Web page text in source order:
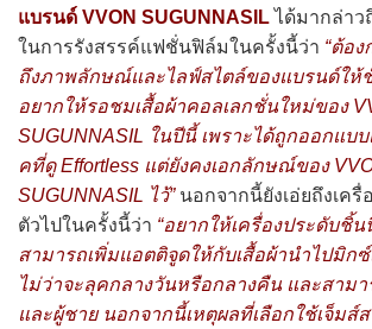
แบรนด์ VVON SUGUNNASILได้มากล่าว
ในการรังสรรค์แฟชั่นฟิล์มในครั้งนี้ว่า “ต้อ
ถึงภาพลักษณ์และไลฟ์สไตล์ของแบรนด์ให้
อยากให้รอชมเสื้อผ้าคอลเลกชั่นใหม่ของ
SUGUNNASIL ในปีนี้ เพราะได้ถูกออกแบ
คที่ดู Effortless แต่ยังคงเอกลักษณ์ของ
SUGUNNASIL ไว้”นอกจากนี้ยังเอ่ยถึงเครื่
ตัวไปในครั้งนี้ว่า “อยากให้เครื่องประดับชิ้น
สามารถเพิ่มแอตติจูดให้กับเสื้อผ้านำไปมิก
ไม่ว่าจะลุคกลางวันหรือกลางคืน และสาม
และผู้ชาย นอกจากนี้เหตุผลที่เลือกใช้เจ็มส์